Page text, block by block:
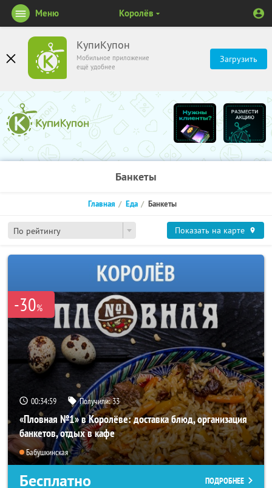
КупиКупон
Мобильное приложение
ещё удобнее
Загрузить
Меню Королёв
Банкеты
По рейтингу
Главная Еда Банкеты
Показать на карте
-30%
00:34:59 Получили:33
«Пловная №1» в Королёве: доставка блюд, организация
банкетов, отдых в кафе
Бабушкинская
Бесплатно ПОДРОБНЕЕ